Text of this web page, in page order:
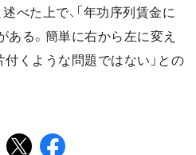
べた上で、「年功序列賃金に
る。簡単に右から左に変え
くような問題ではない」との